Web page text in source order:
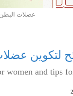
عضلات البطن
لتكوين
women and tips